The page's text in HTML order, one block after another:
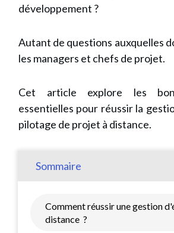
développement ?
Autant de questions auxquelles
les managers et chefs de projet.
Cet article explore les
essentielles pour réussir la
pilotage de projet à distance.
Sommaire
Comment réussir une gestion
distance ?